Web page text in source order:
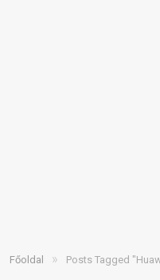
Főoldal » Posts Tagged